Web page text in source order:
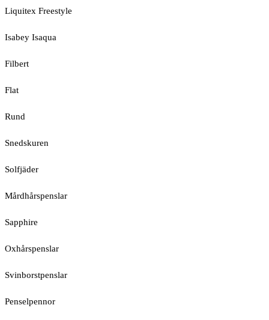
Liquitex Freestyle
Isabey Isaqua
Filbert
Flat
Rund
Snedskuren
Solfjäder
Mårdhårspenslar
Sapphire
Oxhårspenslar
Svinborstpenslar
Penselpennor